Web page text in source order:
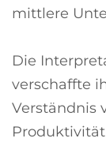
mittlere
Die
verschaffte
Verständnis